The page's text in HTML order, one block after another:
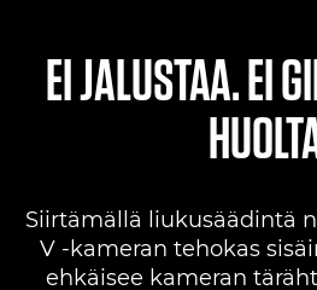
EI JALUSTAA. EI
Siirtämällä liukusäädintä
V -kameran tehokas
ehkäisee kameran